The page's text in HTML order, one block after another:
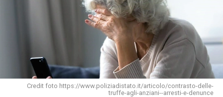
Credit foto https://www.poliziadistato.it/articolo/contrasto-delle-
truffe-agli-anziani--arresti-e-denunce